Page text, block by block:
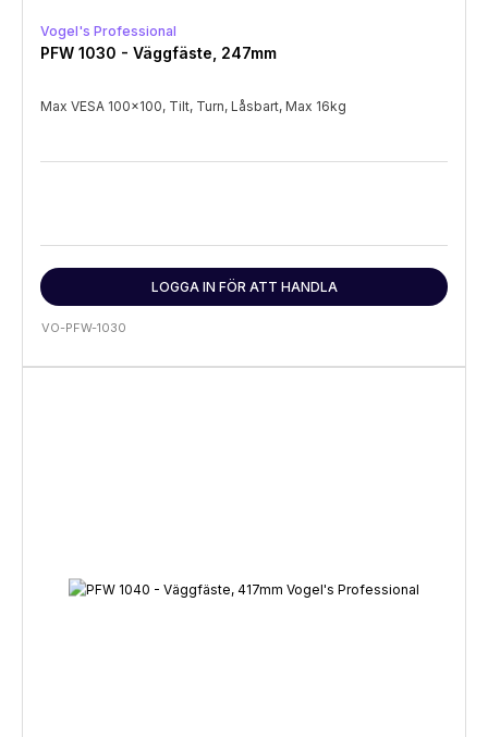
Vogel's Professional
PFW 1030 - Väggfäste, 247mm
Max VESA 100x100, Tilt, Turn, Låsbart, Max 16kg
LOGGA IN FÖR ATT HANDLA
VO-PFW-1030